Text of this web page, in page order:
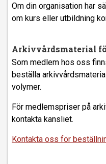
Om din organisation har
om kurs eller utbildning
Arkivvårdsmaterial
Som medlem hos oss
beställa
volymer.
För medlemspriser på
kontakta kansliet.
Kontakta oss för